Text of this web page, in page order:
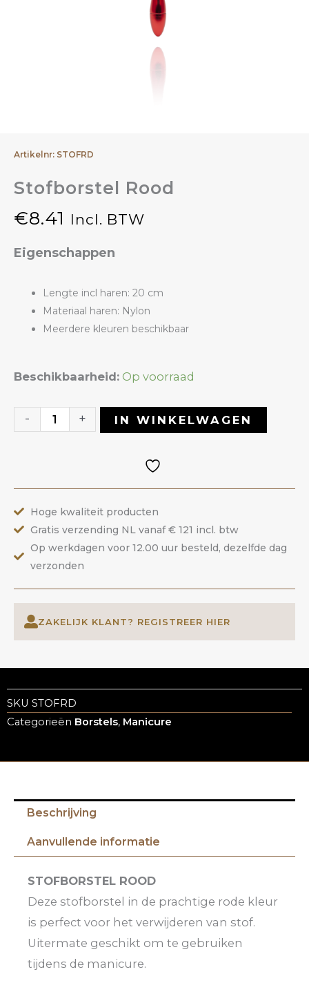
Artikelnr: STOFRD
Stofborstel Rood
€8.41 Incl. BTW
Eigenschappen
Lengte incl haren: 20 cm
Materiaal haren: Nylon
Meerdere kleuren beschikbaar
Beschikbaarheid: Op voorraad
-
Stofborstel
aantal
+ IN WINKELWAGEN
Hoge kwaliteit producten
Gratis verzending NL vanaf € 121 incl. btw
Op werkdagen voor 12.00 uur besteld, dezelfde dag
verzonden
ZAKELIJK KLANT? REGISTREER HIER
SKU STOFRD
Categorieën Borstels, Manicure
Beschrijving
Aanvullende informatie
STOFBORSTEL ROOD
Deze stofborstel in de prachtige rode kleur
is perfect voor het verwijderen van stof.
Uitermate geschikt om te gebruiken
tijdens de manicure.